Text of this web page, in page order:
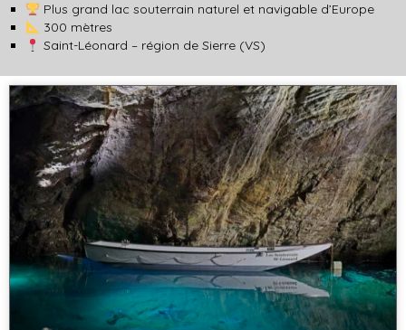
Plus grand lac souterrain naturel et navigable d’Europe
300 mètres
Saint-Léonard – région de Sierre (VS)